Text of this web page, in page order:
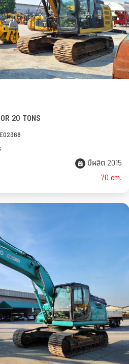
20 TONS
ปีผลิต 2015
70 cm.